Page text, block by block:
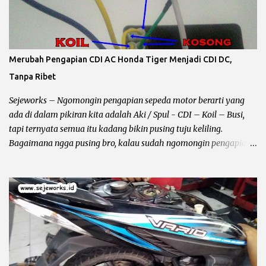
Jupiter mx , masih ok… Beberapa kerusakan pada spull sepeda
motor : Spul pengisian Pada umumnya kabel berwarna putih,
kalau spul ini rusak atau terbakar maka pengaruhnya aki akan
ngedrop sampai habis 2 -3 kali, bahkan kalau ganti kiprok pun
akan tetap sama Karena problemnya ada pada lilitan spul. Cara
mengeceknya bisa dilihat kondisi fisik biasanya terbakar, atau
lilitan kawat putus, untuk pengecekan secara akurat tanpa
bongkar...
Merubah Pengapian CDI AC Honda Tiger Menjadi CDI DC,
Tanpa Ribet
Sejeworks – Ngomongin pengapian sepeda motor berarti yang
ada di dalam pikiran kita adalah Aki / Spul - CDI – Koil – Busi,
tapi ternyata semua itu kadang bikin pusing tuju keliling.
Bagaimana ngga pusing bro, kalau sudah ngomongin pengapian
lebih jauh harus diingat hal yang lagi dibahas itu masalah
pengapian bukan penerangan, karena kadang ada bro yang
bingung jadi gua perjelas dan pertajam setajam silet baru beli.
Pengapian berhubungan dengan CDI dan busi sementara
penerangan berhubungan dengan kiprok dan lampu depan. Jalur
CDI Honda Megapro Primus atau Suzuki Shogun 110 Pengapian